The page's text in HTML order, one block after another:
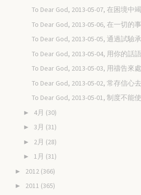
To Dear God, 2013-05-07, 在困境中
To Dear God, 2013-05-06, 在一切的
To Dear God, 2013-05-05, 通過試驗
To Dear God, 2013-05-04, 用你的話
To Dear God, 2013-05-03, 用禱告來
To Dear God, 2013-05-02, 常存信心
To Dear God, 2013-05-01, 制度不能
► 4月 (30)
► 3月 (31)
► 2月 (28)
► 1月 (31)
► 2012 (366)
► 2011 (365)